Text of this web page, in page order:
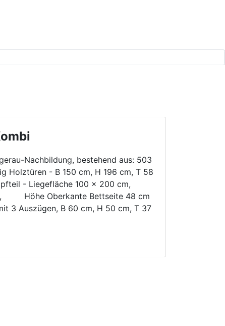
Nachbildung, bestehend aus: 503
Holztüren - B 150 cm, H 196 cm, T 58
- Liegefläche 100 x 200 cm,
Höhe Oberkante Bettseite 48 cm
3 Auszügen, B 60 cm, H 50 cm, T 37